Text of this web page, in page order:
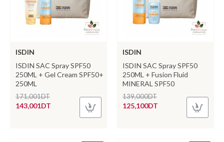
ISDIN
ISDIN SAC Spray SPF50
250ML + Gel Cream SPF50+
250ML
143,001DT
171,001DT
ISDIN
ISDIN SAC Spray SPF50
250ML + Fusion Fluid
MINERAL SPF50
125,100DT
139,000DT